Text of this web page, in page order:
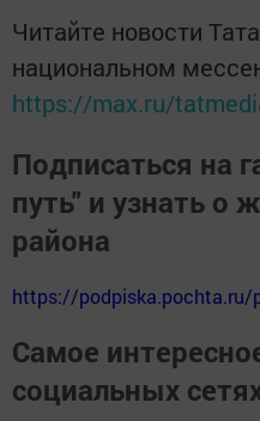
Читайте новости
национальном
https://max.ru/
Подписаться на
путь" и узнать о
района
https://podpiska.pochta.ru/
Самое
социальных